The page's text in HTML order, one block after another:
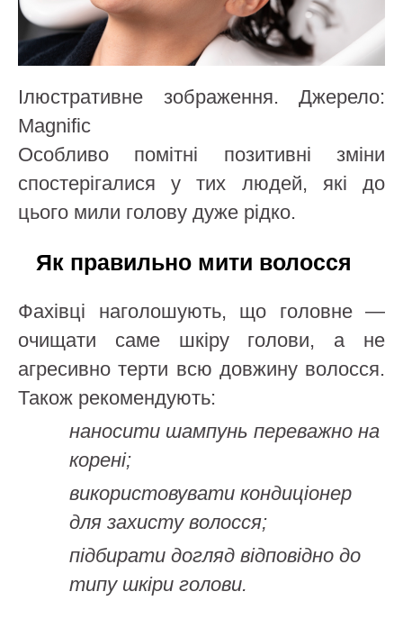
Ілюстративне зображення. Джерело:
Magnific
Особливо помітні позитивні зміни
спостерігалися у тих людей, які до
цього мили голову дуже рідко.
Як правильно мити волосся
Фахівці наголошують, що головне —
очищати саме шкіру голови, а не
агресивно терти всю довжину волосся.
Також рекомендують:
наносити шампунь переважно на
корені;
використовувати кондиціонер
для захисту волосся;
підбирати догляд відповідно до
типу шкіри голови.